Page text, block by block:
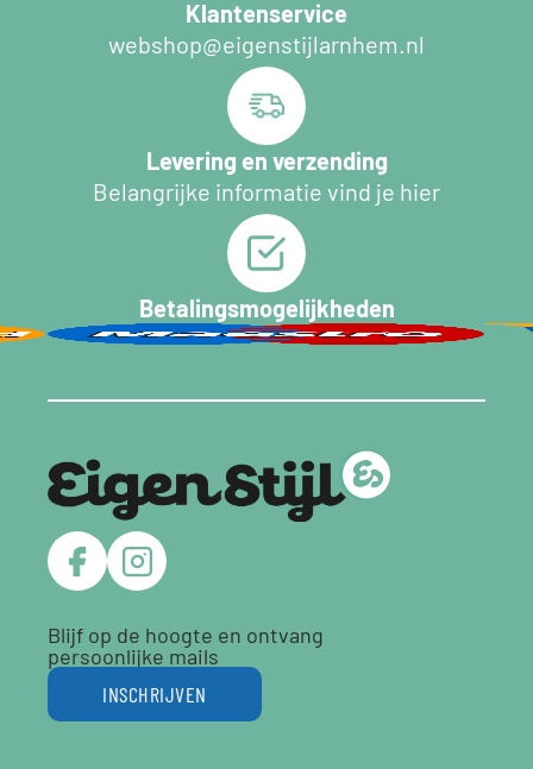
Klantenservice
webshop@eigenstijlarnhem.nl
Levering en verzending
Belangrijke informatie vind je hier
Betalingsmogelijkheden
Blijf op de hoogte en ontvang
persoonlijke mails
INSCHRIJVEN